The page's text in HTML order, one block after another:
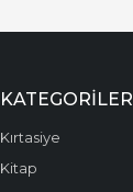
KATEGORILER
Kırtasiye
Kitap